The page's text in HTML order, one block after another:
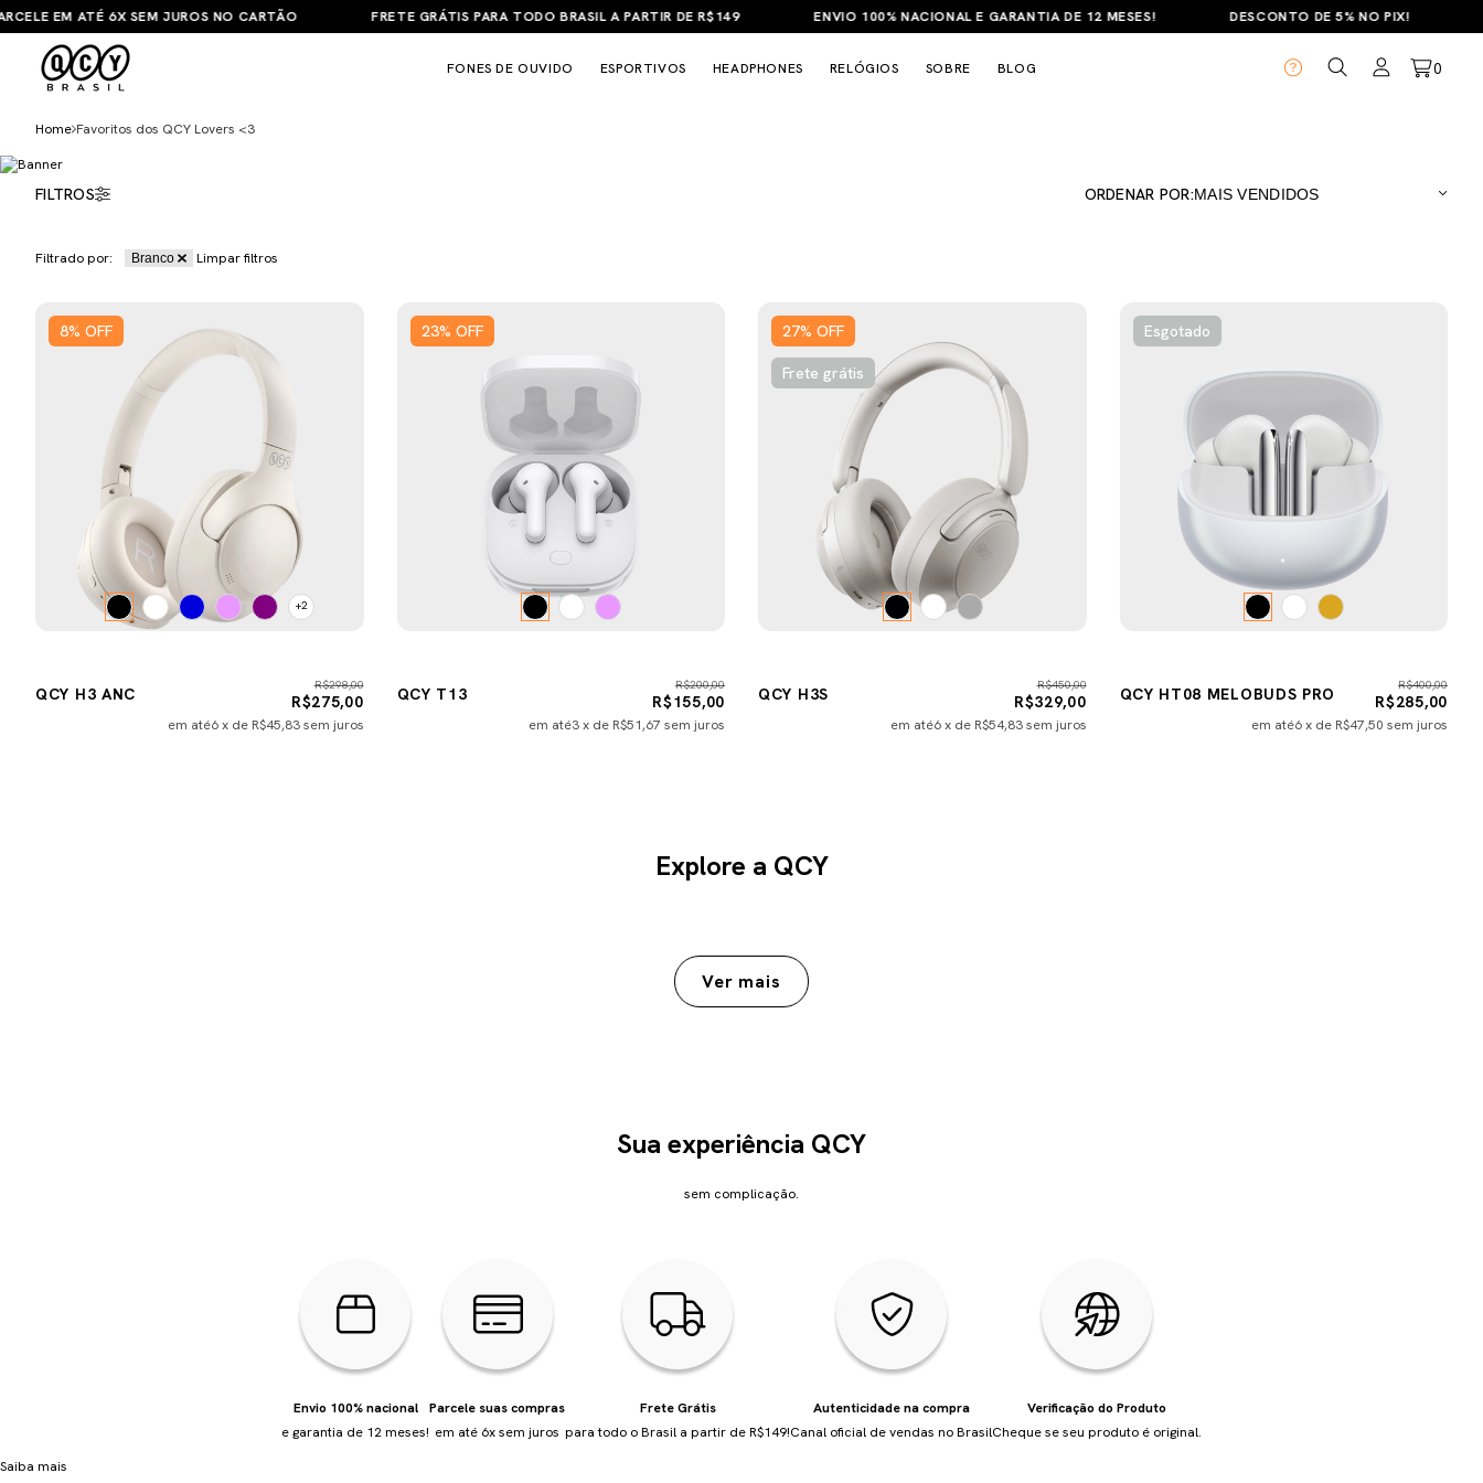
EM ATÉ 6X SEM JUROS NO CARTÃO FRETE GRÁTIS PARA TODO BRASIL A PARTIR DE R$149 ENVIO 100% NACIONAL E GARANTIA DE 12 MESES! DESCONTO DE 5% NO PIX!
FONES DE OUVIDO ESPORTIVOS HEADPHONES RELÓGIOS SOBRE BLOG 0
Home Favoritos dos QCY Lovers <3
FILTROS ORDENAR POR:
Filtrado por: Branco Limpar filtros
8% OFF
+2
QCY H3 ANC R$298,00
R$275,00
em até6 x de R$45,83 sem juros
23% OFF
QCY T13 R$200,00
R$155,00
em até3x de R$51,67 sem juros
27% OFF
Frete grátis
QCY H3S R$450,00
R$329,00
em até6 x de R$54,83 sem juros
Esgotado
QCY HT08 MELOBUDS PRO R$400,00
R$285,00
em até6x de R$47,50 sem juros
Explore a QCY
Sua experiência QCY
sem complicação.
Envio 100% nacional
e garantia de 12 meses!
Parcele suas compras
em até 6x sem juros
Frete Grátis
para todo o Brasil a partir de R$149!
Autenticidade na compra
Canal oficial de vendas no Brasil
Verificação do Produto
Cheque se seu produto é original.
Saiba mais